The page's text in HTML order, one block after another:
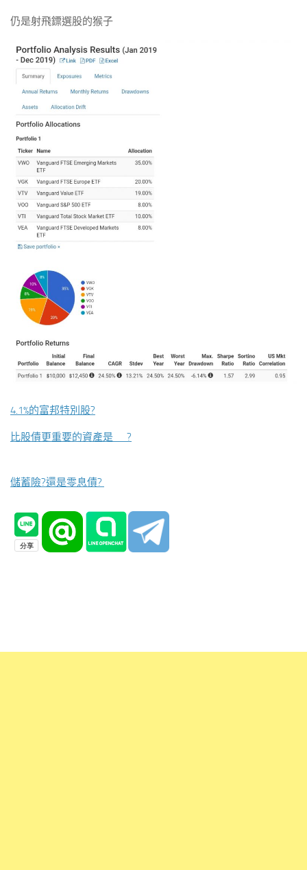
仍是射飛鏢選股的猴子
4.1%的富邦特別股?
比股債更重要的資產是__?
儲蓄險?還是零息債?